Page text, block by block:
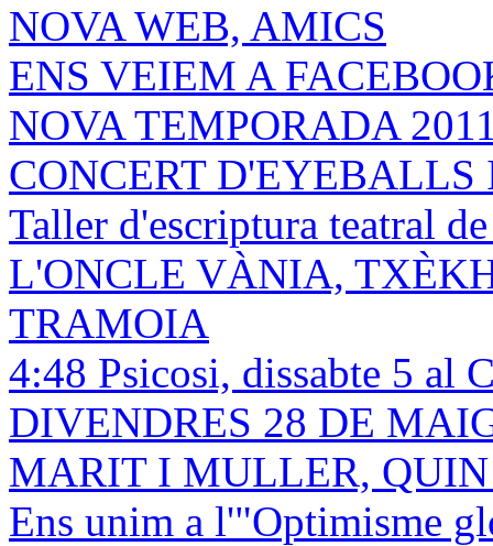
NOVA WEB, AMICS
ENS VEIEM A
NOVA TEMPORADA
CONCERT D'EYEBALLS
Taller d'escriptura teatral
L'ONCLE VÀNIA,
TRAMOIA
4:48 Psicosi, dissabte 5 al
DIVENDRES 28 DE
MARIT I MULLER,
Ens unim a l'"Optimisme